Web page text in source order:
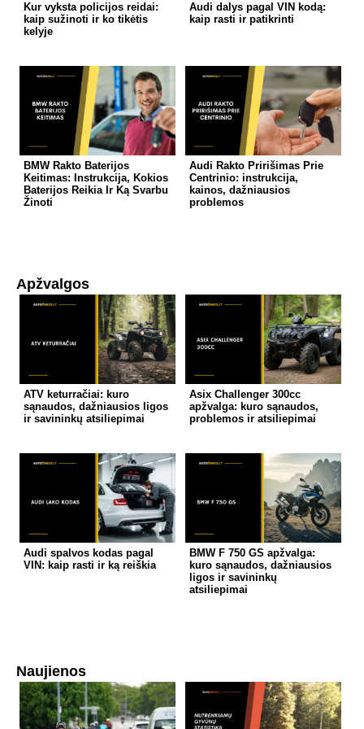
Kur vyksta policijos reidai:
kaip sužinoti ir ko tikėtis
kelyje
Audi dalys pagal VIN kodą:
kaip rasti ir patikrinti
BMW Rakto Baterijos
Keitimas: Instrukcija, Kokios
Baterijos Reikia Ir Ką Svarbu
Žinoti
Audi Rakto Pririšimas Prie
Centrinio: instrukcija,
kainos, dažniausios
problemos
Apžvalgos
ATV keturračiai: kuro
sąnaudos, dažniausios ligos
ir savininkų atsiliepimai
Asix Challenger 300cc
apžvalga: kuro sąnaudos,
problemos ir atsiliepimai
Audi spalvos kodas pagal
VIN: kaip rasti ir ką reiškia
BMW F 750 GS apžvalga:
kuro sąnaudos, dažniausios
ligos ir savininkų
atsiliepimai
Naujienos